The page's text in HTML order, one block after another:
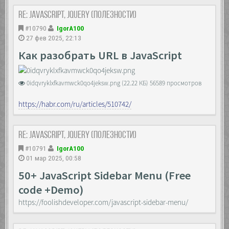
visibility: hidden;
opacity: 0;
overflow-y: auto;
-ms-overflow-style: none;
scrollbar-width: none;
.layer::-webkit-scrollbar {
display: none;
}
.layer.open {
visibility: visible;
transition: all 0.3s linear;
}
.container {
max-width: 50%;
}
.buttons {
text-align: center;
}
.buttons span {
Re: JavaScript, Jquery (полезности)
#10790
IgorA100
27 фев 2025, 22:13
Как разобрать URL в JavaScript
0idqvryklxfkavmwck0qo4jeksw.png (22.22 КБ) 56589 просмотров
https://habr.com/ru/articles/510742/
Re: JavaScript, Jquery (полезности)
#10791
IgorA100
01 мар 2025, 00:58
50+ JavaScript Sidebar Menu (Free
code +Demo)
https://foolishdeveloper.com/javascript-sidebar-menu/